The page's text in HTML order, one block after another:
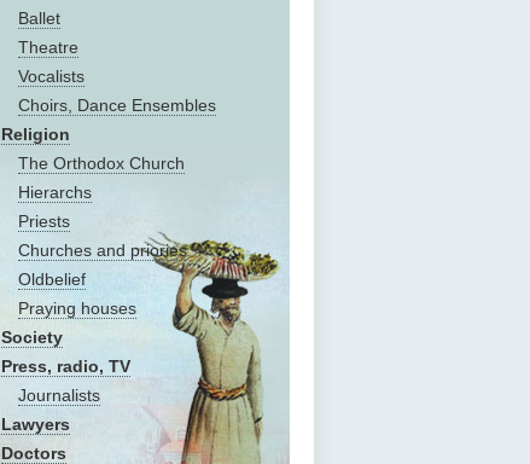
Ballet
Theatre
Vocalists
Choirs, Dance Ensembles
Religion
The Оrthodox Church
Hierarchs
Priests
Churches and priories
Oldbelief
Praying houses
Society
Press, radio, TV
Journalists
Lawyers
Doctors